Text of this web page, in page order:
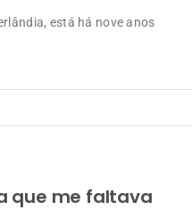
está há nove anos
que me faltava